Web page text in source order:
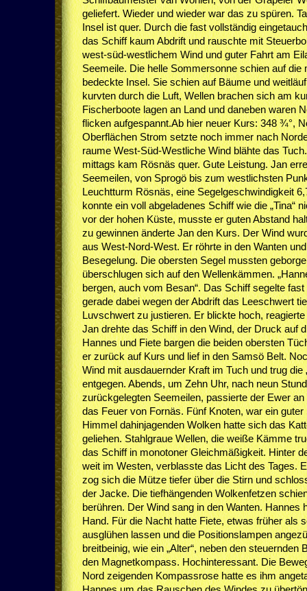
geliefert. Wieder und wieder war das zu spüren.
Insel ist quer. Durch die fast vollständig
das Schiff kaum Abdrift und rauschte mit
west-süd-westlichem Wind und guter Fahrt am
Seemeile. Die helle Sommersonne schien auf die
bedeckte Insel. Sie schien auf Bäume und
kurvten durch die Luft, Wellen brachen sich am
Fischerboote lagen an Land und daneben waren
flicken aufgespannt.Ab hier neuer Kurs: 348 ¾°,
Oberflächen Strom setzte noch immer nach
raume West-Süd-Westliche Wind blähte das
mittags kam Rösnäs quer. Gute Leistung. Jan
Seemeilen, von Sprogö bis zum westlichsten
Leuchtturm Rösnäs, eine Segelgeschwindigkeit
konnte ein voll abgeladenes Schiff wie die „Tina“
vor der hohen Küste, musste er guten Abstand
zu gewinnen änderte Jan den Kurs. Der Wind
aus West-Nord-West. Er röhrte in den Wanten
Besegelung. Die obersten Segel mussten
überschlugen sich auf den Wellenkämmen.
bergen, auch vom Besan“. Das Schiff segelte
gerade dabei wegen der Abdrift das Leeschwert
Luvschwert zu justieren. Er blickte hoch,
Jan drehte das Schiff in den Wind, der Druck auf
Hannes und Fiete bargen die beiden obersten
er zurück auf Kurs und lief in den Samsö Belt.
Wind mit ausdauernder Kraft im Tuch und trug die
entgegen. Abends, um Zehn Uhr, nach neun
zurückgelegten Seemeilen, passierte der Ewer
das Feuer von Fornäs. Fünf Knoten, war ein
Himmel dahinjagenden Wolken hatte sich das
geliehen. Stahlgraue Wellen, die weiße Kämme
das Schiff in monotoner Gleichmäßigkeit. Hinter
weit im Westen, verblasste das Licht des Tages.
zog sich die Mütze tiefer über die Stirn und
der Jacke. Die tiefhängenden Wolkenfetzen
berühren. Der Wind sang in den Wanten. Hannes
Hand. Für die Nacht hatte Fiete, etwas früher als
ausglühen lassen und die Positionslampen
breitbeinig, wie ein „Alter“, neben den steuernden
den Magnetkompass. Hochinteressant. Die
Nord zeigenden Kompassrose hatte es ihm